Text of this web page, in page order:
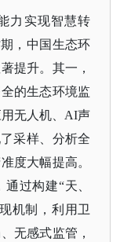
力实现智慧转
，中国生态环
提升。其一，
的生态环境监
无人机、AI声
采样、分析全
度大幅提高。
过构建“天、
机制，利用卫
无感式监管，